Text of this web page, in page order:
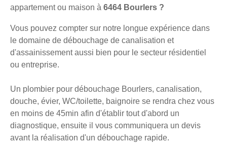
appartement ou maison à 6464 Bourlers ?
Vous pouvez compter sur notre longue expérience dans
le domaine de débouchage de canalisation et
d'assainissement aussi bien pour le secteur résidentiel
ou entreprise.
Un plombier pour débouchage Bourlers, canalisation,
douche, évier, WC/toilette, baignoire se rendra chez vous
en moins de 45min afin d'établir tout d'abord un
diagnostique, ensuite il vous communiquera un devis
avant la réalisation d'un débouchage rapide.